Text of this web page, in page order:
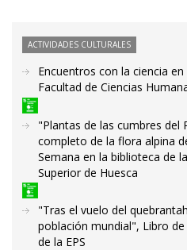
ACTIVIDADES CULTURALES
Encuentros con la ciencia
Facultad de Ciencias
"Plantas de las cumbres del
completo de la flora alpina
Semana en la biblioteca de
Superior de Huesca
"Tras el vuelo del
población mundial", Libro
de la EPS